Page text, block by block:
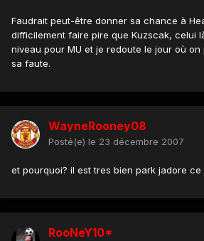
Faudrait peut-être donner sa chance à
difficilement faire pire que Kuzscak, celui
niveau pour MU et je redoute le jour où
sa faute.
WayneRooney08
Posté(e) le 23 décembre 2007
et pourquoi? il est tres bien park jadore ce
RooNeY10*